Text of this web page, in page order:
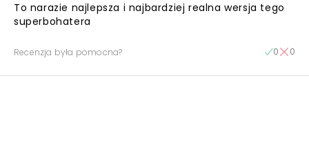
To narazie najlepsza i najbardziej realna wersja tego
superbohatera
Recenzja była pomocna? 0 0